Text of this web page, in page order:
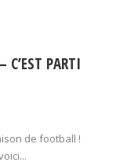
C’EST PARTI
de football !